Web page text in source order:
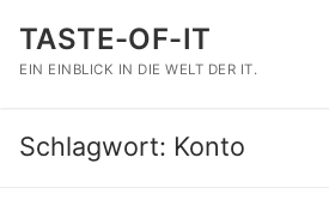
Inhalt
springen
TASTE-OF-IT
EIN EINBLICK IN DIE WELT DER IT.
Schlagwort: Konto